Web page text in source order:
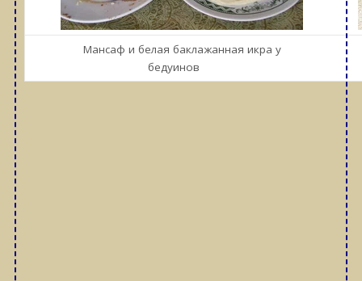
Мансаф и белая баклажанная икра у
бедуинов